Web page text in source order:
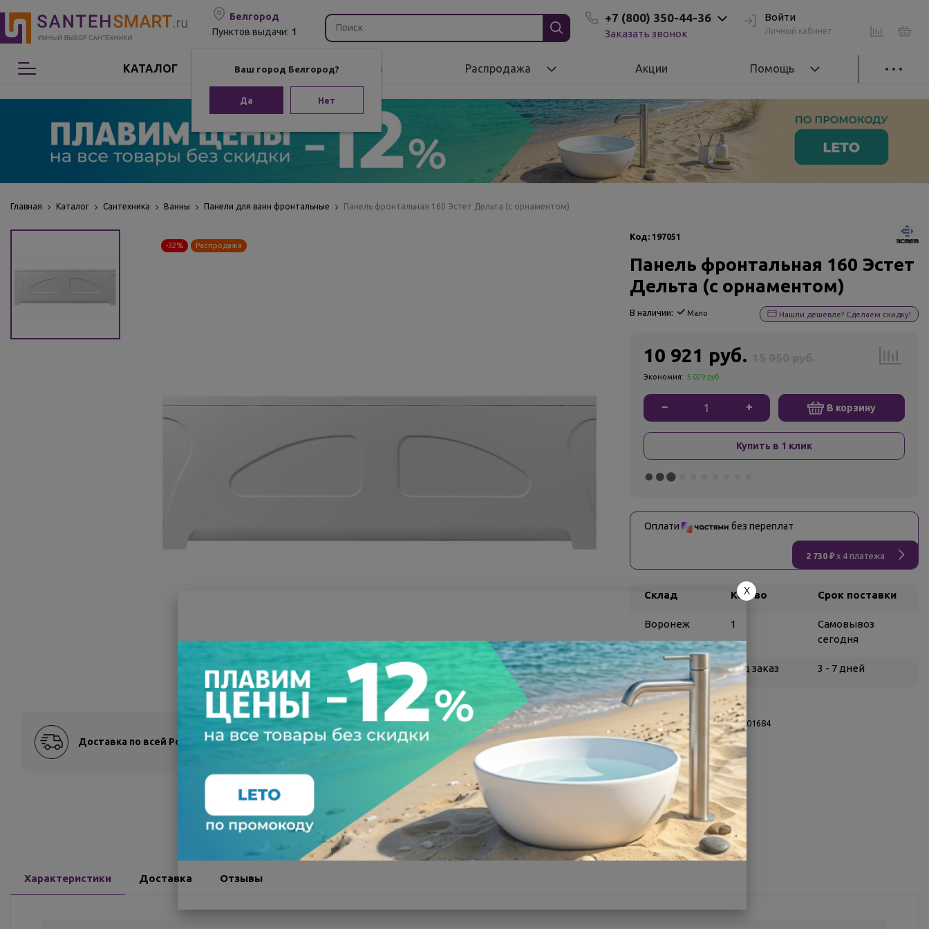
Белгород
Пунктов выдачи: 1
Ваш город Белгород?
Да Нет
+7 (800) 350-44-36
Заказать звонок
Войти
Личный кабинет
КАТАЛОГ
Сантехника
Мебель для ванной
Аксессуары для ванной
Комплектующие
Бренды Распродажа Акции Помощь
Главная Каталог Сантехника Ванны Панели для ванн фронтальные Панель фронтальная 160 Эстет Дельта (с орнаментом)
-32% Распродажа
Доставка по всей России Оплата после осмотра Всегда низкие цены
Код: 197051
Панель фронтальная 160 Эстет
Дельта (с орнаментом)
В наличии: Мало Нашли дешевле? Сделаем скидку!
10 921 руб.
Экономия: 5 029 руб.
− + В корзину
Купить в 1 клик
Оплати без переплат
2 730 ₽x 4 платежа
Склад Кол-во Срок поставки
Воронеж 1
Самовывоз
сегодня
Белгород под заказ 3 - 7 дней
О товаре
Заводской артикул: ФР-00001684
Производитель:
ЭСТЕТ
Россия
Другие характеристики
Поделиться
Характеристики Доставка Отзывы
X